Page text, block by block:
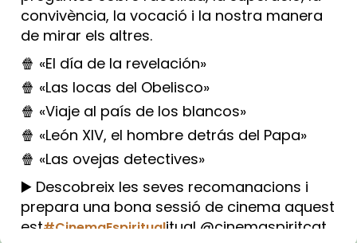
convivència, la vocació i la nostra manera
de mirar els altres.
🍿 «El día de la revelación»
🍿 «Las locas del Obelisco»
🍿 «Viaje al país de los blancos»
🍿 «León XIV, el hombre detrás del Papa»
🍿 «Las ovejas detectives»
▶️ Descobreix les seves recomanacions i
prepara una bona sessió de cinema aquest
est#CinemaEspiritualitual @cinemaspiritcat